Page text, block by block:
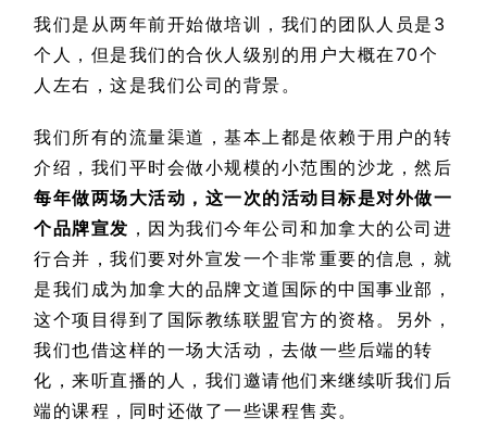
我们是从两年前开始做培训，我们的团队人员是3
个人，但是我们的合伙人级别的用户大概在70个
人左右，这是我们公司的背景。
我们所有的流量渠道，基本上都是依赖于用户的转
介绍，我们平时会做小规模的小范围的沙龙，然后
每年做两场大活动，这一次的活动目标是对外做一
个品牌宣发 ，因为我们今年公司和加拿大的公司进
行合并，我们要对外宣发一个非常重要的信息，就
是我们成为加拿大的品牌文道国际的中国事业部，
这个项目得到了国际教练联盟官方的资格。另外，
我们也借这样的一场大活动，去做一些后端的转
化，来听直播的人，我们邀请他们来继续听我们后
端的课程，同时还做了一些课程售卖。